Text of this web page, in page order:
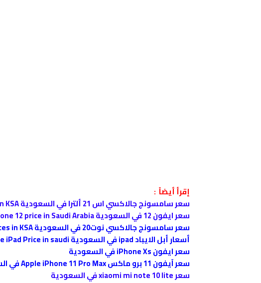
إقرأ أيضاً :
سعر سامسونج جالاكسي اس 21 ألترا في السعودية Samsung Galaxy S21 Ultra 5G Prices in KSA
سعر ايفون 12 في السعودية Apple iPhone 12 price in Saudi Arabia
سعر سامسونج جالاكسي نوت20 في السعودية Note 20 Phone Prices in KSA
أسعار أبل الايباد ipad في السعودية Apple iPad Price in saudi
سعر ايفون iPhone Xs في السعودية
سعر آيفون 11 برو ماكس Apple iPhone 11 Pro Max في السعودية
سعر xiaomi mi note 10 lite في السعودية